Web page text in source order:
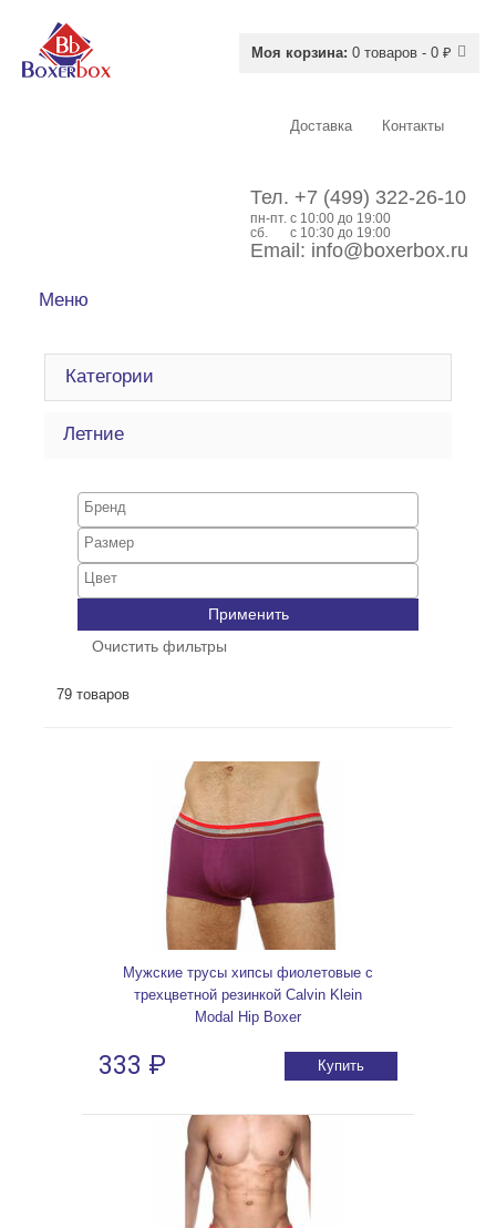
Моя корзина: 0 товаров - 0 ₽
Доставка Контакты
Тел. +7 (499) 322-26-10
пн-пт. c 10:00 до 19:00
сб.
с 10:30 до 19:00
Email: info@boxerbox.ru
Меню
Категории
Летние
Применить
Очистить фильтры
79 товаров
Мужские трусы хипсы фиолетовые c
трехцветной резинкой Calvin Klein
Modal Hip Boxer
333 ₽ Купить